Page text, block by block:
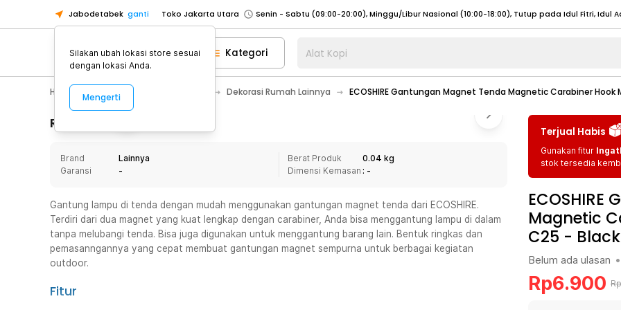
Jabodetabek ganti Toko Jakarta Utara
Toko Tangerang
Toko Cikupa
Pick n Go Jakarta Barat
Senin - Jumat (07:00 - 20:00), Sabtu - Minggu (08:00 - 20:00), Tutup pada Idul Fitri
Pick n Go Bekasi
Senin - Jumat (08:00 - 20:00), Sabtu - Minggu/ Libur Nasional (08:00 - 17:00) Selengkapnya
Senin - Jumat (08:00 - 20:00), Sabtu - Minggu/ Libur Nasional (08:00 - 17:00) Selengkapnya
Senin - Sabtu (09:00-20:00), Minggu/Libur Nasional (12:00-20:00), Tutup pada Idul Fitri
Senin - Sabtu (09:00-20:00), Minggu/Libur Nasional (12:00-20:00), Tutup pada Idul Fitri
Toko Tangerang
Toko Cikupa
Pick n Go Jakarta Barat
Senin - Jumat (07:00 - 20:00), Sabtu - Minggu (08:00 - 20:00), Tutup pada Idul Fitri
Senin - Jumat (08:00 - 20:00), Sabtu - Minggu/ Libur Nasional (08:00 - 17:00) Selengkapnya
Senin - Jumat (08:00 - 20:00), Sabtu - Minggu/ Libur Nasional (08:00 - 17:00) Selengkapnya
Kategori Alat Kopi
Home Appliance Dekorasi Rumah Lainnya ECOSHIRE Gantungan Magnet Tenda Magnetic Carabiner Hook
Rincian Produk
Brand
Lainnya
Garansi
-
Berat Produk
0.04 kg
Dimensi Kemasan : -
Gantung lampu di tenda dengan mudah menggunakan gantungan magnet tenda dari ECOSHIRE.
Terdiri dari dua magnet yang kuat lengkap dengan carabiner, Anda bisa menggantung lampu di dalam
tanpa melubangi tenda. Bisa juga digunakan untuk menggantung barang lain. Bentuk ringkas dan
pemasanngannya yang cepat membuat gantungan magnet sempurna untuk berbagai kegiatan
outdoor.
Fitur
Terjual Habis
Gunakan fitur
stok tersedia
Magnetic
C25 - Black
Belum ada ulasan •
Rp6.900 Rp
Silakan ubah lokasi store sesuai
dengan lokasi Anda.
Mengerti